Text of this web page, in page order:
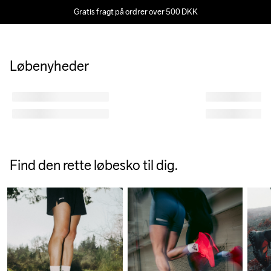
Gratis fragt på ordrer over 500 DKK
GÅ TIL GUIDEN
Løbenyheder
Find den rette løbesko til dig.